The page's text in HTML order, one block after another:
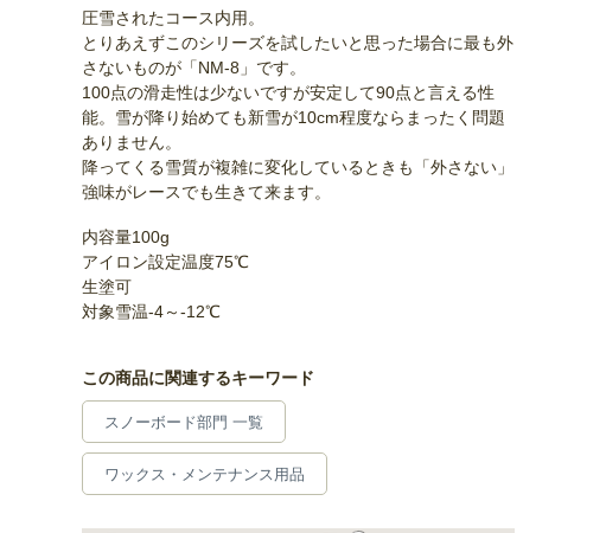
圧雪されたコース内用。
とりあえずこのシリーズを試したいと思った場合に最も外
さないものが「NM-8」です。
100点の滑走性は少ないですが安定して90点と言える性
能。雪が降り始めても新雪が10cm程度ならまったく問題
ありません。
降ってくる雪質が複雑に変化しているときも「外さない」
強味がレースでも生きて来ます。
内容量100g
アイロン設定温度75℃
生塗可
対象雪温-4～-12℃
この商品に関連するキーワード
スノーボード部門 一覧
ワックス・メンテナンス用品